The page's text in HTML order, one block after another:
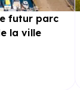
futur parc
la ville